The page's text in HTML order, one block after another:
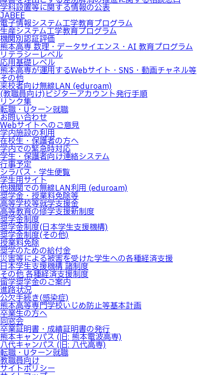
学科設置等に関する情報の公表
JABEE
電子情報システム工学教育プログラム
生産システム工学教育プログラム
機関別認証評価
熊本高専 数理・データサイエンス・AI 教育プログラム
リテラシーレベル
応用基礎レベル
熊本高専が運用するWebサイト・SNS・動画チャネル等
その他
来校者向け無線LAN (eduroam)
(教職員向け)ビジターアカウント発行手順
リンク集
転職・Uターン就職
お問い合わせ
Webサイトへのご意見
学内施設の利用
在校生・保護者の方へ
学内での緊急時対応
学生・保護者向け連絡システム
行事予定
シラバス・学生便覧
学生用サイト
他機関での無線LAN利用 (eduroam)
奨学金・授業料免除等
高等学校等就学支援金
高等教育の修学支援新制度
奨学金制度
奨学金制度(日本学生支援機構)
奨学金制度(その他)
授業料免除
奨学のための給付金
災害等による被害を受けた学生への各種経済支援
日本学生支援機構 諸制度
その他 各種経済支援制度
留学奨学金のご案内
進路状況
公欠手続き(感染症)
熊本高等専門学校いじめ防止等基本計画
卒業生の方へ
同窓会
卒業証明書・成績証明書の発行
熊本キャンパス (旧: 熊本電波高専)
八代キャンパス (旧: 八代高専)
転職・Uターン就職
教職員向け
サイトポリシー